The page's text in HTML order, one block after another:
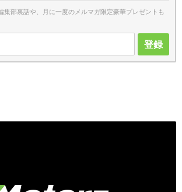
集部裏話や、月に一度のメルマガ限定豪華プレゼントも
登録